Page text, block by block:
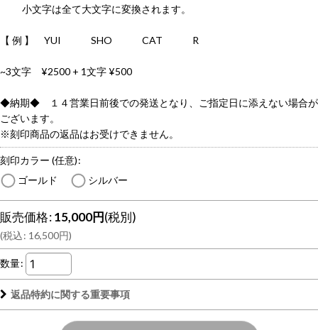
小文字は全て大文字に変換されます。
【 例 】 YUI SHO CAT R
~3文字 ¥2500 + 1文字 ¥500
◆納期◆ １４営業日前後での発送となり、ご指定日に添えない場合が
ございます。
※刻印商品の返品はお受けできません。
刻印カラー (任意):
ゴールド
シルバー
販売価格:15,000円(税別)
(税込: 16,500円)
数量:
返品特約に関する重要事項